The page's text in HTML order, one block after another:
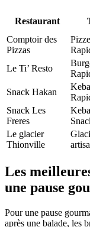
Restaurant
Comptoir des
Pizzas
Le Ti’ Resto
Snack Hakan
Snack Les
Freres
Le glacier
Thionville
Les
une pause
Pour une pause
après une balade, les